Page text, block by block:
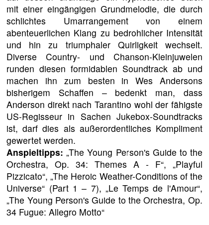
mit einer eingängigen Grundmelodie, die durch
schlichtes Umarrangement von einem
abenteuerlichen Klang zu bedrohlicher Intensität
und hin zu triumphaler Quirligkeit wechselt.
Diverse Country- und Chanson-Kleinjuwelen
runden diesen formidablen Soundtrack ab und
machen ihn zum besten in Wes Andersons
bisherigem Schaffen – bedenkt man, dass
Anderson direkt nach Tarantino wohl der fähigste
US-Regisseur in Sachen Jukebox-Soundtracks
ist, darf dies als außerordentliches Kompliment
gewertet werden.
Anspieltipps: „The Young Person's Guide to the
Orchestra, Op. 34: Themes A - F“, „Playful
Pizzicato“, „The Heroic Weather-Conditions of the
Universe“ (Part 1 – 7), „Le Temps de l'Amour“,
„The Young Person's Guide to the Orchestra, Op.
34 Fugue: Allegro Motto“